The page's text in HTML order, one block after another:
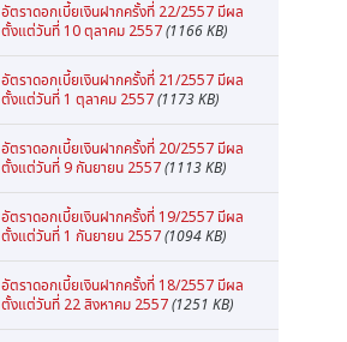
อัตราดอกเบี้ยเงินฝากครั้งที่ 22/2557 มีผล
ตั้งแต่วันที่ 10 ตุลาคม 2557(1166 KB)
อัตราดอกเบี้ยเงินฝากครั้งที่ 21/2557 มีผล
ตั้งแต่วันที่ 1 ตุลาคม 2557(1173 KB)
อัตราดอกเบี้ยเงินฝากครั้งที่ 20/2557 มีผล
ตั้งแต่วันที่ 9 กันยายน 2557(1113 KB)
อัตราดอกเบี้ยเงินฝากครั้งที่ 19/2557 มีผล
ตั้งแต่วันที่ 1 กันยายน 2557(1094 KB)
อัตราดอกเบี้ยเงินฝากครั้งที่ 18/2557 มีผล
ตั้งแต่วันที่ 22 สิงหาคม 2557(1251 KB)